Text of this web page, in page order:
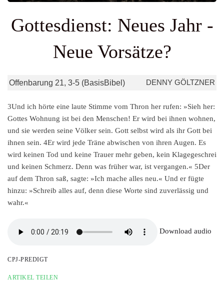
Gottesdienst: Neues Jahr -
Neue Vorsätze?
Offenbarung 21, 3-5 (BasisBibel) DENNY GÖLTZNER
3Und ich hörte eine laute Stimme vom Thron her rufen: »Sieh her:
Gottes Wohnung ist bei den Menschen! Er wird bei ihnen wohnen,
und sie werden seine Völker sein. Gott selbst wird als ihr Gott bei
ihnen sein. 4Er wird jede Träne abwischen von ihren Augen. Es
wird keinen Tod und keine Trauer mehr geben, kein Klagegeschrei
und keinen Schmerz. Denn was früher war, ist vergangen.« 5Der
auf dem Thron saß, sagte: »Ich mache alles neu.« Und er fügte
hinzu: »Schreib alles auf, denn diese Worte sind zuverlässig und
wahr.«
Download audio
CPJ-PREDIGT
ARTIKEL TEILEN